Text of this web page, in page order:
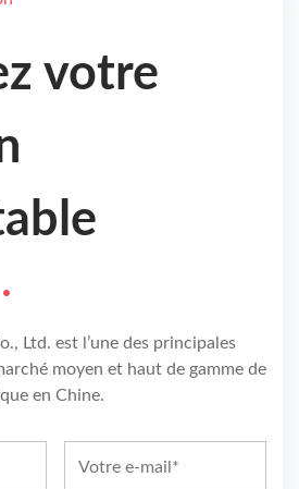
votre
Ltd. est l’une des principales
moyen et haut de gamme de
en Chine.